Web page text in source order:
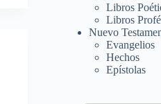
Libros
Libros
Nuevo
Evangelios
Hechos
Epístolas